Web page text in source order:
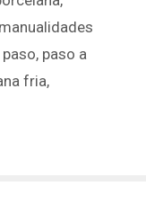
manualidades
, paso a
fria,